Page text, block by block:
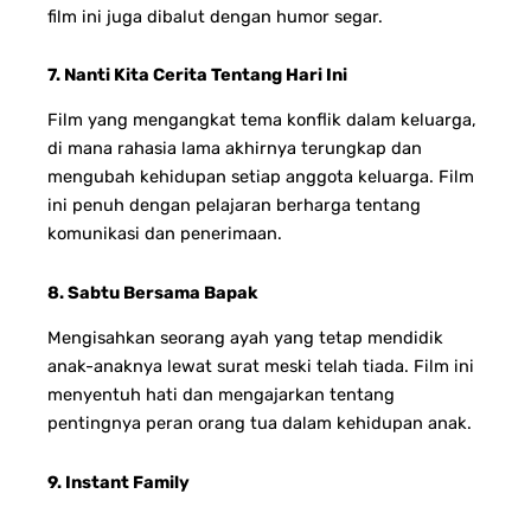
film ini juga dibalut dengan humor segar.
7. Nanti Kita Cerita Tentang Hari Ini
Film yang mengangkat tema konflik dalam keluarga,
di mana rahasia lama akhirnya terungkap dan
mengubah kehidupan setiap anggota keluarga. Film
ini penuh dengan pelajaran berharga tentang
komunikasi dan penerimaan.
8. Sabtu Bersama Bapak
Mengisahkan seorang ayah yang tetap mendidik
anak-anaknya lewat surat meski telah tiada. Film ini
menyentuh hati dan mengajarkan tentang
pentingnya peran orang tua dalam kehidupan anak.
9. Instant Family